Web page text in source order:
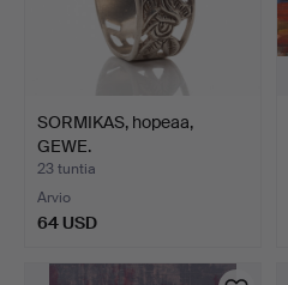
SORMIKAS, hopeaa,
GEWE.
23 tuntia
Arvio
64 USD